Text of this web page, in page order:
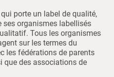
porte un label de qualité,
organismes labellisés
Tous les organismes
sur les termes du
les fédérations de parents
que des associations de